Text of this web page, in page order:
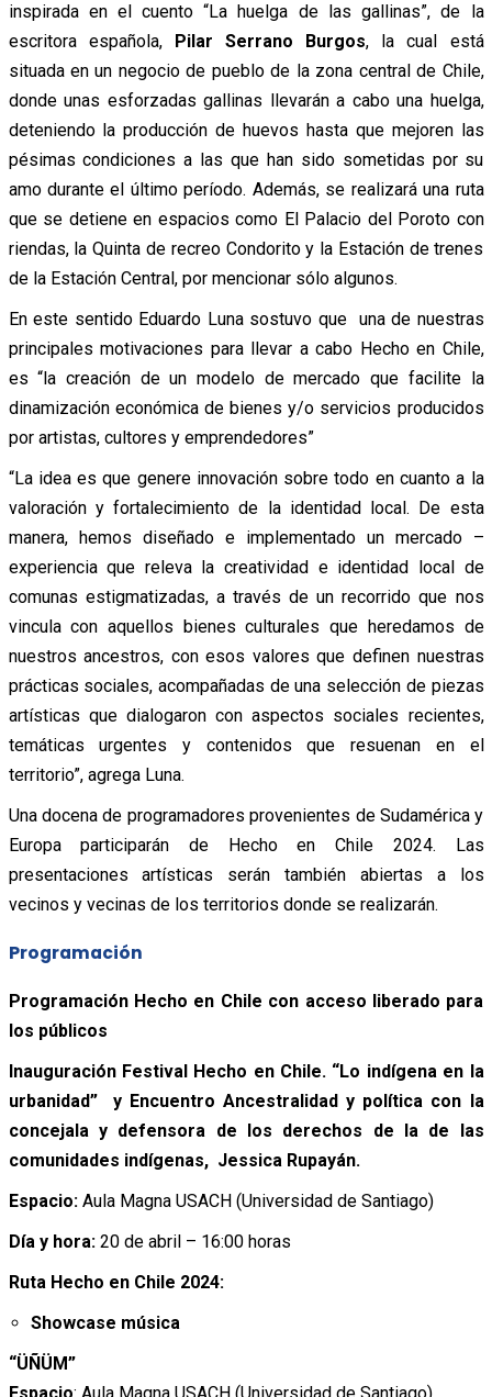
inspirada en el cuento “La huelga de las gallinas”, de la
escritora española,
Pilar Serrano Burgos, la cual está
situada en un negocio de pueblo de la zona central de Chile,
donde unas esforzadas gallinas llevarán a cabo una huelga,
deteniendo la producción de huevos hasta que mejoren las
pésimas condiciones a las que han sido sometidas por su
amo durante el último período. Además, se realizará una ruta
que se detiene en espacios como El Palacio del Poroto con
riendas, la Quinta de recreo Condorito y la Estación de trenes
de la Estación Central, por mencionar sólo algunos.
En este sentido Eduardo Luna sostuvo que una de nuestras
principales motivaciones para llevar a cabo Hecho en Chile,
es “la creación de un modelo de mercado que facilite la
dinamización económica de bienes y/o servicios producidos
por artistas, cultores y emprendedores”
“La idea es que genere innovación sobre todo en cuanto a la
valoración y fortalecimiento de la identidad local. De esta
manera, hemos diseñado e implementado un mercado –
experiencia que releva la creatividad e identidad local de
comunas estigmatizadas, a través de un recorrido que nos
vincula con aquellos bienes culturales que heredamos de
nuestros ancestros, con esos valores que definen nuestras
prácticas sociales, acompañadas de una selección de piezas
artísticas que dialogaron con aspectos sociales recientes,
temáticas urgentes y contenidos que resuenan en el
territorio”, agrega Luna.
Una docena de programadores provenientes de Sudamérica y
Europa participarán de Hecho en Chile 2024. Las
presentaciones artísticas serán también abiertas a los
vecinos y vecinas de los territorios donde se realizarán.
Programación
Programación Hecho en Chile con acceso liberado para
los públicos
Inauguración Festival Hecho en Chile. “Lo indígena en la
urbanidad” y Encuentro Ancestralidad y política con la
concejala y defensora de los derechos de la de las
comunidades indígenas, Jessica Rupayán.
Espacio:Aula Magna USACH (Universidad de Santiago)
Día y hora:20 de abril – 16:00 horas
Ruta Hecho en Chile 2024:
Showcase música
“ÜÑÜM”